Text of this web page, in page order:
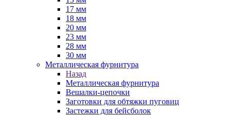
17 мм
18 мм
20 мм
23 мм
28 мм
30 мм
Металлическая фурнитура
Назад
Металлическая фурнитура
Вешалки-цепочки
Заготовки для обтяжки пуговиц
Застежки для бейсболок